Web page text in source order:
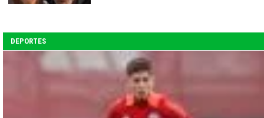
DEPORTES